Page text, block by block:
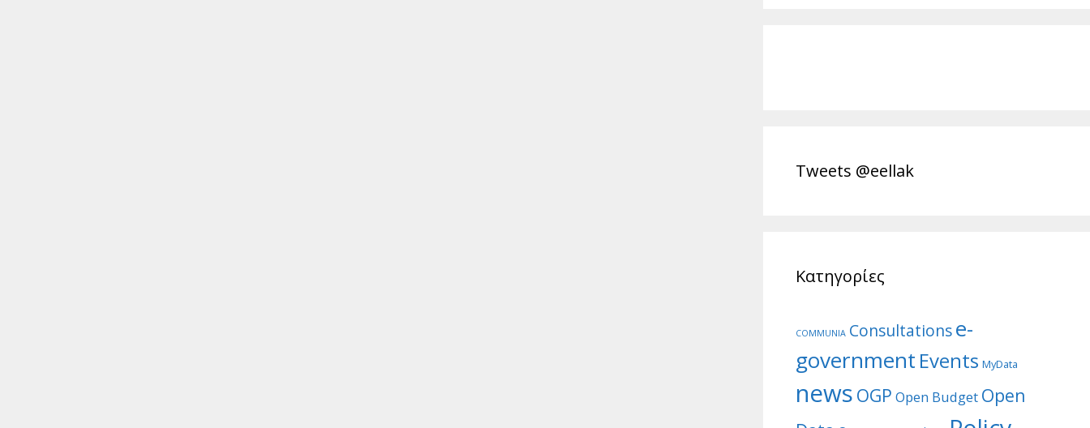
Tweets @eellak
Κατηγορίες
COMMUNIA Consultations e-
government Events MyData
news OGP Open Budget Open